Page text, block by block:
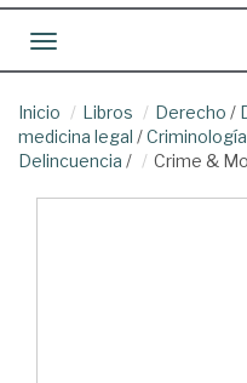
Toggle navigation
Inicio Libros Derecho /
medicina legal /
Delincuencia / Crime &